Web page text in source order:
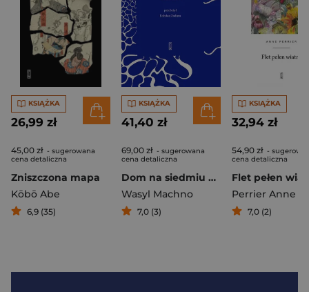
KSIĄŻKA
26,99 zł
45,00 zł - sugerowana
cena detaliczna
Zniszczona mapa
Kōbō Abe
6,9 (35)
KSIĄŻKA
41,40 zł
69,00 zł - sugerowana
cena detaliczna
Dom na siedmiu wiatrach
Wasyl Machno
7,0 (3)
KSIĄŻKA
32,94 zł
54,90 zł -
cena detaliczna
Flet pełen
Perrier Anne
7,0 (2)